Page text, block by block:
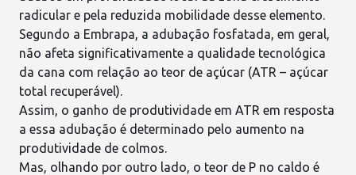
radicular e pela reduzida mobilidade desse elemento.
Segundo a Embrapa , a adubação fosfatada, em geral,
não afeta significativamente a qualidade tecnológica
da cana com relação ao teor de açúcar (ATR – açúcar
total recuperável).
Assim, o ganho de produtividade em ATR em resposta
a essa adubação é determinado pelo aumento na
produtividade de colmos.
Mas, olhando por outro lado, o teor de P no caldo é